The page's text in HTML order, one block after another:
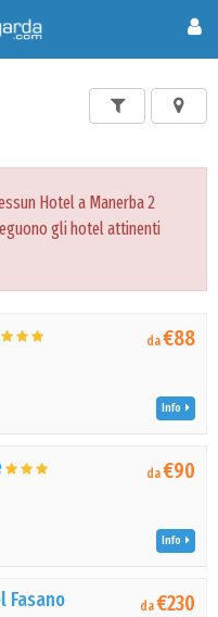
Hotel a Manerba 2
gli hotel attinenti
da€88
Info
da€90
Info
Fasano da€230